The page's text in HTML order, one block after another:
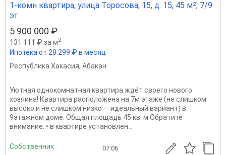
1-комн квартира, улица Торосова, 15, д. 15, 45 м², 7/9
эт.
5 900 000 ₽
131 111 ₽ за м2
Ипотека от 28 299 ₽ в месяц
Республика Хакасия, Абакан
Уютная однокомнатная квартира ждёт своего нового
хозяина! Квартира расположена на 7м этаже (не слишком
высоко и не слишком низко — идеальный вариант) в
9этажном доме. Общая площадь 45 кв. м Обратите
внимание: • в квартире установлен...
Собственник 07.06